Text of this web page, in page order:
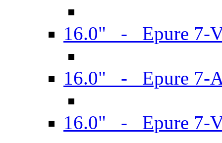
16.0" - Epure 7-
16.0" - Epure 7-
16.0" - Epure 7-